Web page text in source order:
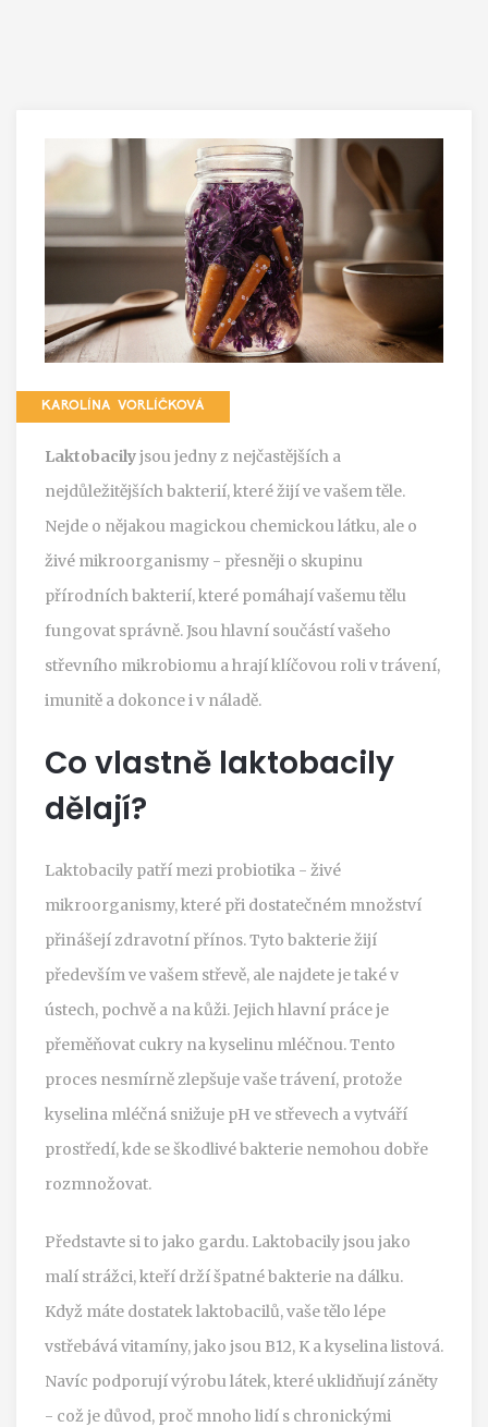
KAROLÍNA VORLÍČKOVÁ
Laktobacilyjsou jedny z nejčastějších a
nejdůležitějších bakterií, které žijí ve vašem těle.
Nejde o nějakou magickou chemickou látku, ale o
živé mikroorganismy - přesněji o skupinu
přírodních bakterií, které pomáhají vašemu tělu
fungovat správně. Jsou hlavní součástí vašeho
střevního mikrobiomu a hrají klíčovou roli v trávení,
imunitě a dokonce i v náladě.
Co vlastně laktobacily
dělají?
Laktobacily patří mezi probiotika - živé
mikroorganismy, které při dostatečném množství
přinášejí zdravotní přínos. Tyto bakterie žijí
především ve vašem střevě, ale najdete je také v
ústech, pochvě a na kůži. Jejich hlavní práce je
přeměňovat cukry na kyselinu mléčnou. Tento
proces nesmírně zlepšuje vaše trávení, protože
kyselina mléčná snižuje pH ve střevech a vytváří
prostředí, kde se škodlivé bakterie nemohou dobře
rozmnožovat.
Představte si to jako gardu. Laktobacily jsou jako
malí strážci, kteří drží špatné bakterie na dálku.
Když máte dostatek laktobacilů, vaše tělo lépe
vstřebává vitamíny, jako jsou B12, K a kyselina listová.
Navíc podporují výrobu látek, které uklidňují záněty
- což je důvod, proč mnoho lidí s chronickými